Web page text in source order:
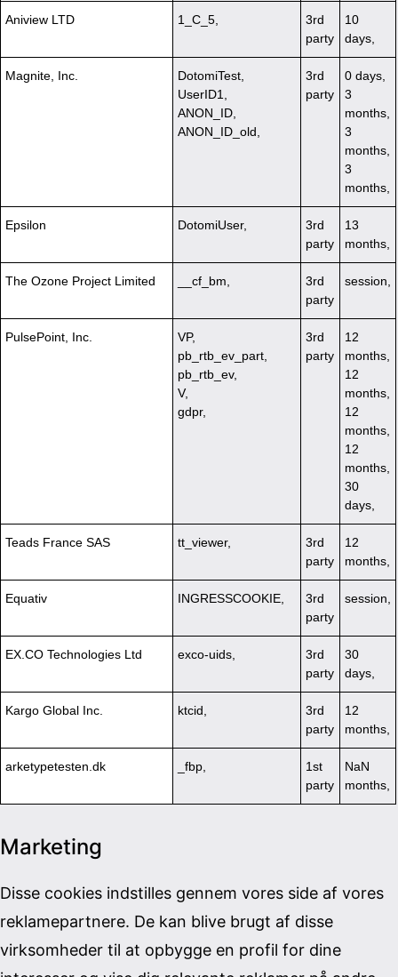
Aniview LTD 1_C_5,
3rd
party
10
days,
Magnite, Inc.
DotomiTest,
UserID1,
ANON_ID,
ANON_ID_old,
3rd
party
0 days,
3
months,
3
months,
3
months,
Epsilon DotomiUser,
3rd
party
13
months,
The Ozone Project Limited __cf_bm,
3rd
party
session,
PulsePoint, Inc.
VP,
pb_rtb_ev_part,
pb_rtb_ev,
V,
gdpr,
3rd
party
12
months,
12
months,
12
months,
12
months,
30
days,
Teads France SAS tt_viewer,
3rd
party
12
months,
Equativ INGRESSCOOKIE,
3rd
party
session,
EX.CO Technologies Ltd exco-uids,
3rd
party
30
days,
Kargo Global Inc. ktcid,
3rd
party
12
months,
arketypetesten.dk _fbp,
1st
party
NaN
months,
Marketing
Disse cookies indstilles gennem vores side af vores
reklamepartnere. De kan blive brugt af disse
virksomheder til at opbygge en profil for dine